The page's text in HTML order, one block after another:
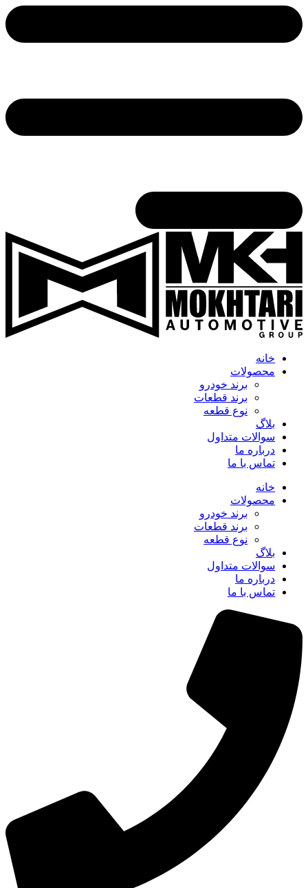
خانه
محصولات
برند خودرو
برند قطعات
نوع قطعه
بلاگ
سوالات متداول
درباره ما
تماس با ما
خانه
محصولات
برند خودرو
برند قطعات
نوع قطعه
بلاگ
سوالات متداول
درباره ما
تماس با ما